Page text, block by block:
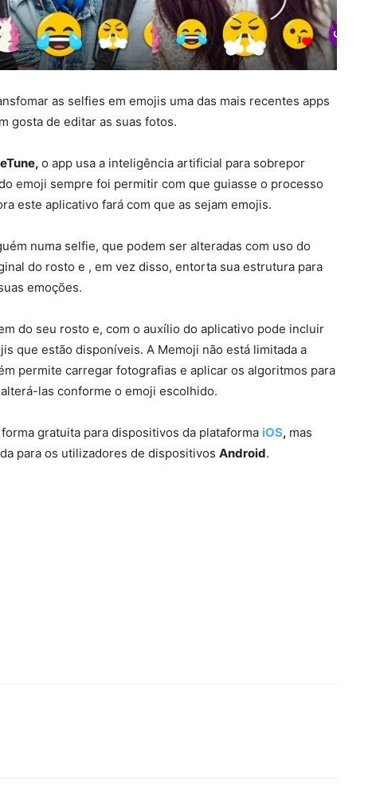
as selfies em emojis uma das mais recentes apps
gosta de editar as suas fotos.
o app usa a inteligência artificial para sobrepor
emoji sempre foi permitir com que guiasse o processo
este aplicativo fará com que as sejam emojis.
numa selfie, que podem ser alteradas com uso do
do rosto e , em vez disso, entorta sua estrutura para
emoções.
do seu rosto e, com o auxílio do aplicativo pode incluir
que estão disponíveis. A Memoji não está limitada a
permite carregar fotografias e aplicar os algoritmos para
las conforme o emoji escolhido.
gratuita para dispositivos da plataforma iOS, mas
para os utilizadores de dispositivos Android.